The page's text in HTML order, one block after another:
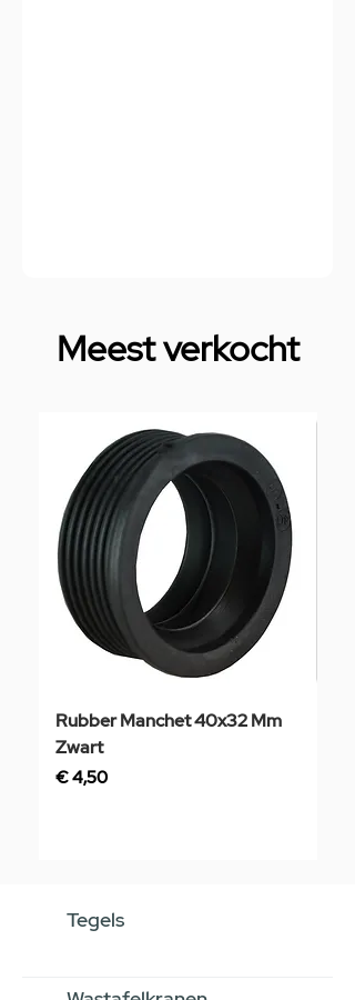
Meest verkocht
Rubber Manchet 40x32 Mm
Zwart
Prijs
€ 4,50
Tegels